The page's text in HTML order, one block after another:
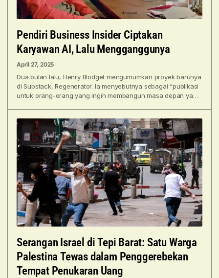
Pendiri Business Insider Ciptakan
Karyawan AI, Lalu Mengganggunya
April 27, 2025
Dua bulan lalu, Henry Blodget mengumumkan proyek barunya
di Substack, Regenerator. Ia menyebutnya sebagai “publikasi
untuk orang-orang yang ingin membangun masa depan yang
Serangan Israel di Tepi Barat: Satu Warga
Palestina Tewas dalam Penggerebekan
Tempat Penukaran Uang